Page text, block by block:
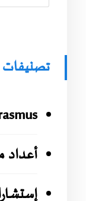
تصنيفات
أعداد